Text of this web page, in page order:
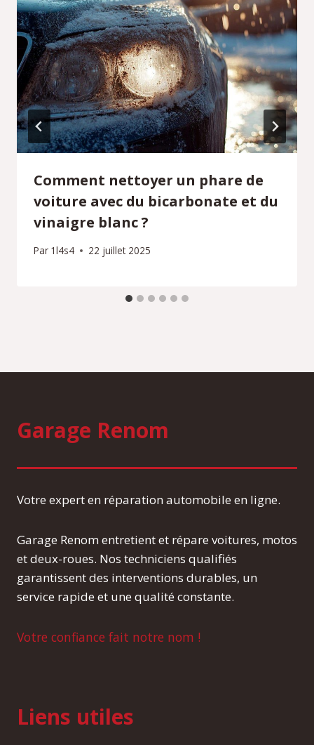
Comment nettoyer un phare de
voiture avec du bicarbonate et du
vinaigre blanc ?
Par 1l4s4 22 juillet 2025
Garage Renom
Votre expert en réparation automobile en ligne.
Garage Renom entretient et répare voitures, motos
et deux-roues. Nos techniciens qualifiés
garantissent des interventions durables, un
service rapide et une qualité constante.
Votre confiance fait notre nom !
Liens utiles